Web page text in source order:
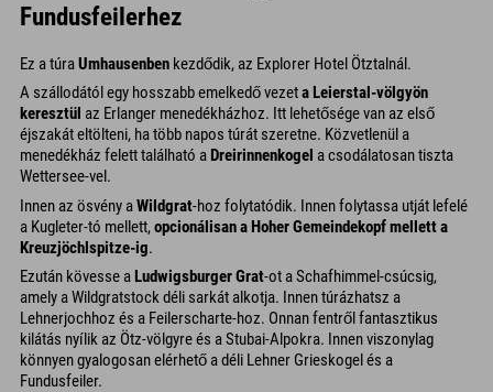
Fundusfeilerhez
Ez a túraUmhausenben kezdődik, az Explorer Hotel Ötztalnál.
A szállodától egy hosszabb emelkedő vezeta Leierstal-völgyön
keresztül az Erlanger menedékházhoz. Itt lehetősége van az első
éjszakát eltölteni, ha több napos túrát szeretne. Közvetlenül a
menedékház felett található aDreirinnenkogel a csodálatosan tiszta
Wettersee-vel.
Innen az ösvény aWildgrat-hoz folytatódik. Innen folytassa utját lefelé
a Kugleter-tó mellett,opcionálisan a Hoher Gemeindekopf mellett a
Kreuzjöchlspitze-ig.
Ezután kövesse aLudwigsburger Grat-ot a Schafhimmel-csúcsig,
amely a Wildgratstock déli sarkát alkotja. Innen túrázhatsz a
Lehnerjochhoz és a Feilerscharte-hoz. Onnan fentről fantasztikus
kilátás nyílik az Ötz-völgyre és a Stubai-Alpokra. Innen viszonylag
könnyen gyalogosan elérhető a déli Lehner Grieskogel és a
Fundusfeiler.